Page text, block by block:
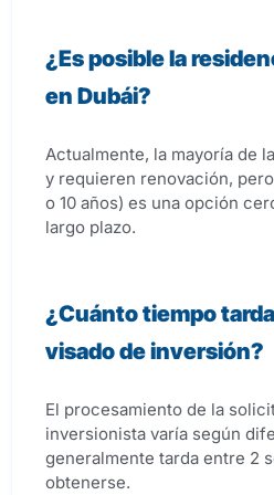
¿Es posible la
en Dubái?
Actualmente, la mayoría de
y requieren renovación,
o 10 años) es una opción
largo plazo.
¿Cuánto tiempo
visado de inversión?
El procesamiento de la
inversionista varía según
generalmente tarda entre 2
obtenerse.